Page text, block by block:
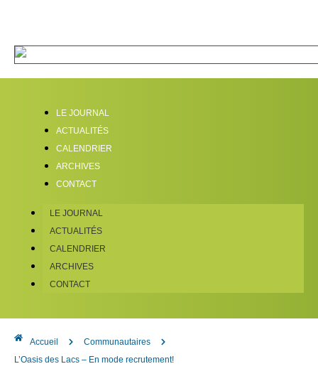
LE JOURNAL
ACTUALITÉS
CALENDRIER
ARCHIVES
CONTACT
LE JOURNAL
ACTUALITÉS
CALENDRIER
ARCHIVES
CONTACT
Accueil
Communautaires
L’Oasis des Lacs – En mode recrutement!